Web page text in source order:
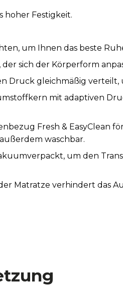
hoher Festigkeit.
um Ihnen das beste
sich der Körperform
Druck gleichmäßig
mit adaptiven
Fresh & EasyClean
waschbar.
um den
Matratze verhindert das